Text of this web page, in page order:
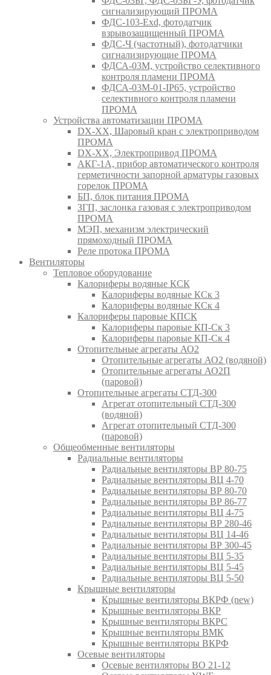
сигнализирующий ПРОМА
ФДС-103-Ехd, фотодатчик
взрывозащищенный ПРОМА
ФДС-Ч (частотный), фотодатчики
сигнализирующие ПРОМА
ФДСА-03М, устройство селективного
контроля пламени ПРОМА
ФДСА-03М-01-IP65, устройство
селективного контроля пламени
ПРОМА
Устройства автоматизации ПРОМА
DX-XX, Шаровый кран c электроприводом
ПРОМА
DX-XX, Электропривод ПРОМА
АКГ-1А, прибор автоматического контроля
герметичности запорной арматуры газовых
горелок ПРОМА
БП, блок питания ПРОМА
ЗГП, заслонка газовая с электроприводом
ПРОМА
МЭП, механизм электрический
прямоходный ПРОМА
Реле протока ПРОМА
Вентиляторы
Тепловое оборудование
Калориферы водяные КСК
Калориферы водяные КСк 3
Калориферы водяные КСк 4
Калориферы паровые КПСК
Калориферы паровые КП-Ск 3
Калориферы паровые КП-Ск 4
Отопительные агрегаты АО2
Отопительные агрегаты АО2 (водяной)
Отопительные агрегаты АО2П
(паровой)
Отопительные агрегаты СТД-300
Агрегат отопительный СТД-300
(водяной)
Агрегат отопительный СТД-300
(паровой)
Общеобменные вентиляторы
Радиальные вентиляторы
Радиальные вентиляторы ВР 80-75
Радиальные вентиляторы ВЦ 4-70
Радиальные вентиляторы ВР 80-70
Радиальные вентиляторы ВР 86-77
Радиальные вентиляторы ВЦ 4-75
Радиальные вентиляторы ВР 280-46
Радиальные вентиляторы ВЦ 14-46
Радиальные вентиляторы ВР 300-45
Радиальные вентиляторы ВЦ 5-35
Радиальные вентиляторы ВЦ 5-45
Радиальные вентиляторы ВЦ 5-50
Крышные вентиляторы
Крышные вентиляторы ВКРФ (new)
Крышные вентиляторы ВКР
Крышные вентиляторы ВКРС
Крышные вентиляторы ВМК
Крышные вентиляторы ВКРФ
Осевые вентиляторы
Осевые вентиляторы ВО 21-12